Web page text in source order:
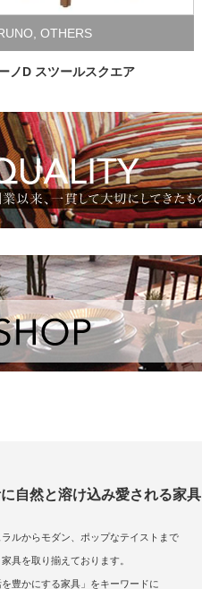
OTHERS
ノD スツールスクエア
自然と溶け込み愛される家具
ルからモダン、ポップなテイストまで
具を取り揃えております。
を豊かにする家具」をキーワードに